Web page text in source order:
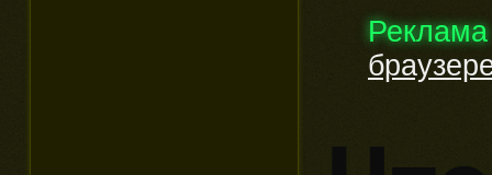
Реклама